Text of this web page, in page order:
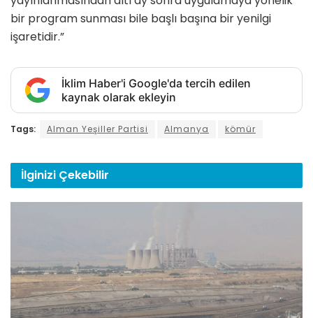
bir program sunması bile başlı başına bir yenilgi
işaretidir.”
İklim Haber'i Google'da tercih edilen
kaynak olarak ekleyin
Tags: Alman Yeşiller Partisi Almanya kömür
İlginizi Çekebilir